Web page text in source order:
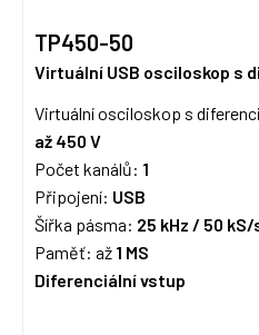
TP450-50
Virtuální USB osciloskop s
Virtuální osciloskop s
až 450 V
Počet kanálů: 1
Připojení: USB
Šířka pásma: 25 kHz / 50 kS/
Paměť: až 1 MS
Diferenciální vstup